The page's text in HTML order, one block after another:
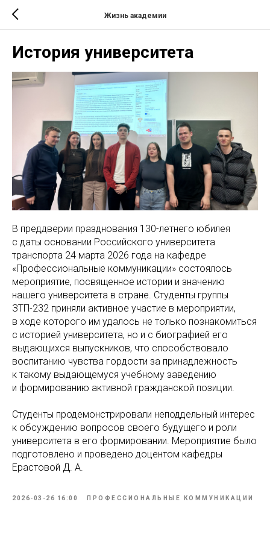
Жизнь академии
История университета
В преддверии празднования 130-летнего юбилея
с даты основании Российского университета
транспорта 24 марта 2026 года на кафедре
«Профессиональные коммуникации» состоялось
мероприятие, посвященное истории и значению
нашего университета в стране. Студенты группы
ЗТП-232 приняли активное участие в мероприятии,
в ходе которого им удалось не только познакомиться
с историей университета, но и с биографией его
выдающихся выпускников, что способствовало
воспитанию чувства гордости за принадлежность
к такому выдающемуся учебному заведению
и формированию активной гражданской позиции.
Студенты продемонстрировали неподдельный интерес
к обсуждению вопросов своего будущего и роли
университета в его формировании. Мероприятие было
подготовлено и проведено доцентом кафедры
Ерастовой Д. А.
2026-03-26 16:00 ПРОФЕССИОНАЛЬНЫЕ КОММУНИКАЦИИ